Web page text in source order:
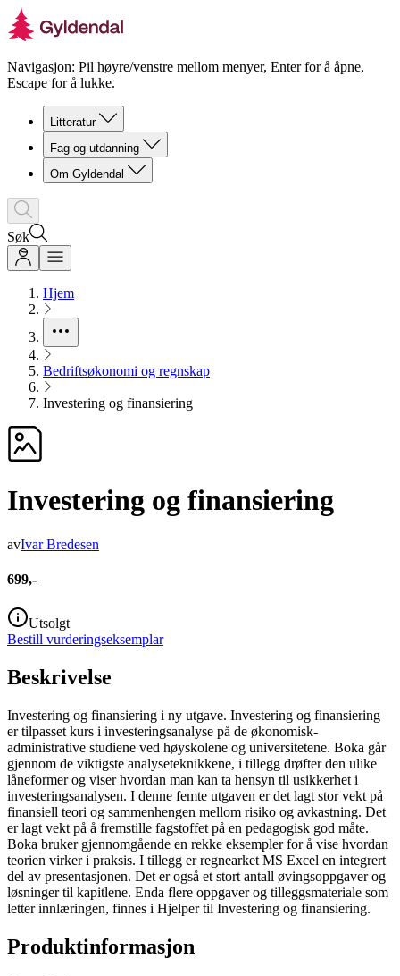
Navigasjon: Pil høyre/venstre mellom menyer, Enter for å åpne,
Escape for å lukke.
Litteratur
Fag og utdanning
Om Gyldendal
Søk
Hjem
Bedriftsøkonomi og regnskap
Investering og finansiering
Investering og finansiering
avIvar Bredesen
699,-
Utsolgt
Bestill vurderingseksemplar
Beskrivelse
Investering og finansiering i ny utgave. Investering og finansiering
er tilpasset kurs i investeringsanalyse på de økonomisk-
administrative studiene ved høyskolene og universitetene. Boka går
gjennom de viktigste analyseteknikkene, i tillegg drøfter den ulike
låneformer og viser hvordan man kan ta hensyn til usikkerhet i
investeringsanalysen. I denne femte utgaven er det lagt stor vekt på
finansiell teori og sammenhengen mellom risiko og avkastning. Det
er lagt vekt på å fremstille fagstoffet på en pedagogisk god måte.
Boka bruker gjennomgående en rekke eksempler for å vise hvordan
teorien virker i praksis. I tillegg er regnearket MS Excel en integrert
del av presentasjonen. Det er også et stort antall øvingsoppgaver og
løsninger til kapitlene. Enda flere oppgaver og tilleggsmateriale som
letter innlæringen, finnes i Hjelper til Investering og finansiering.
Produktinformasjon